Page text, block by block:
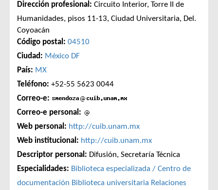
Dirección profesional: Circuito Interior, Torre II de
Humanidades, pisos 11-13, Ciudad Universitaria, Del.
Coyoacán
Código postal: 04510
Ciudad: México DF
País: MX
Teléfono: +52-55 5623 0044
Correo-e:
Correo-e personal:
Web personal: http://cuib.unam.mx
Web institucional: http://cuib.unam.mx
Descriptor personal: Difusión, Secretaría Técnica
Especialidades: Biblioteca especializada / Centro de
documentación Biblioteca universitaria Relaciones